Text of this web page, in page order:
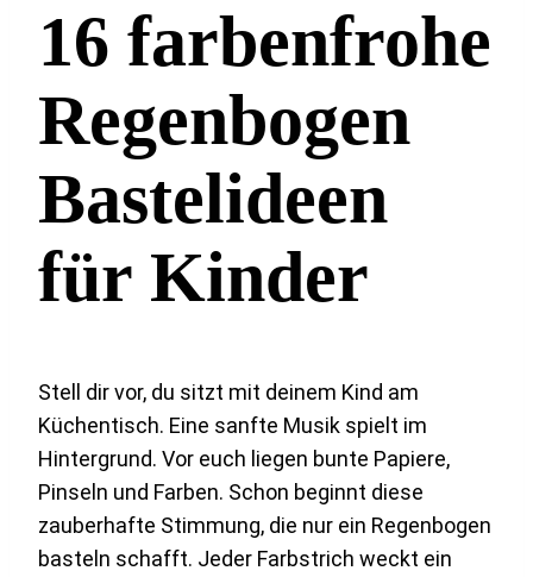
16 farbenfrohe
Regenbogen
Bastelideen
für Kinder
Stell dir vor, du sitzt mit deinem Kind am
Küchentisch. Eine sanfte Musik spielt im
Hintergrund. Vor euch liegen bunte Papiere,
Pinseln und Farben. Schon beginnt diese
zauberhafte Stimmung, die nur ein Regenbogen
basteln schafft. Jeder Farbstrich weckt ein